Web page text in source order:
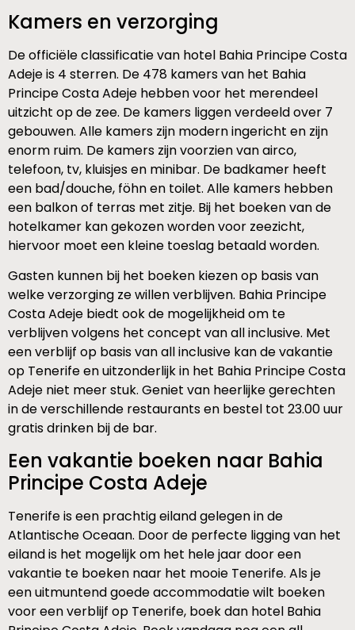
Kamers en verzorging
De officiële classificatie van hotel Bahia Principe Costa
Adeje is 4 sterren. De 478 kamers van het Bahia
Principe Costa Adeje hebben voor het merendeel
uitzicht op de zee. De kamers liggen verdeeld over 7
gebouwen. Alle kamers zijn modern ingericht en zijn
enorm ruim. De kamers zijn voorzien van airco,
telefoon, tv, kluisjes en minibar. De badkamer heeft
een bad/douche, föhn en toilet. Alle kamers hebben
een balkon of terras met zitje. Bij het boeken van de
hotelkamer kan gekozen worden voor zeezicht,
hiervoor moet een kleine toeslag betaald worden.
Gasten kunnen bij het boeken kiezen op basis van
welke verzorging ze willen verblijven. Bahia Principe
Costa Adeje biedt ook de mogelijkheid om te
verblijven volgens het concept van all inclusive. Met
een verblijf op basis van all inclusive kan de vakantie
op Tenerife en uitzonderlijk in het Bahia Principe Costa
Adeje niet meer stuk. Geniet van heerlijke gerechten
in de verschillende restaurants en bestel tot 23.00 uur
gratis drinken bij de bar.
Een vakantie boeken naar Bahia
Principe Costa Adeje
Tenerife is een prachtig eiland gelegen in de
Atlantische Oceaan. Door de perfecte ligging van het
eiland is het mogelijk om het hele jaar door een
vakantie te boeken naar het mooie Tenerife. Als je
een uitmuntend goede accommodatie wilt boeken
voor een verblijf op Tenerife, boek dan hotel Bahia